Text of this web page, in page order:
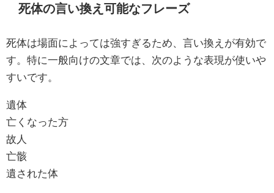
死体の言い換え可能なフレーズ
死体は場面によっては強すぎるため、言い換えが有効で
す。特に一般向けの文章では、次のような表現が使いや
すいです。
遺体
亡くなった方
故人
亡骸
遺された体